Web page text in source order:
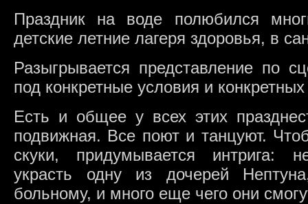
Праздник на воде полюбился
детские летние лагеря здоровья, в
Разыгрывается представление по
под конкретные условия и
Есть и общее у всех этих
подвижная. Все поют и танцуют.
скуки, придумывается интрига:
украсть одну из дочерей
больному, и много еще чего они